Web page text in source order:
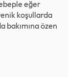
eğer
koşullarda
bakımına özen